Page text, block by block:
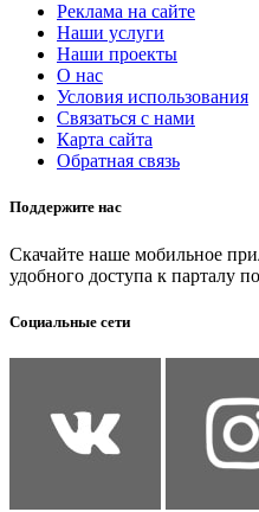
Реклама на сайте
Наши услуги
Наши проекты
О нас
Условия использования
Связаться с нами
Карта сайта
Обратная связь
Поддержите нас
Скачайте наше мобильное
удобного доступа к парталу
Социальные сети